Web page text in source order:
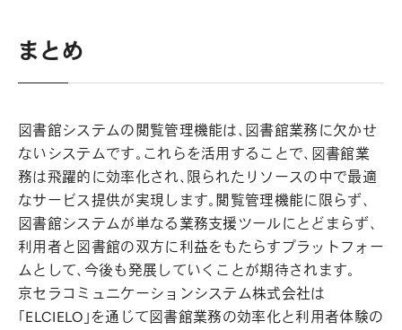
まとめ
図書館システムの閲覧管理機能は、図書館業務に欠かせ
ないシステムです。これらを活用することで、図書館業
務は飛躍的に効率化され、限られたリソースの中で最適
なサービス提供が実現します。閲覧管理機能に限らず、
図書館システムが単なる業務支援ツールにとどまらず、
利用者と図書館の双方に利益をもたらすプラットフォー
ムとして、今後も発展していくことが期待されます。
京セラコミュニケーションシステム株式会社は
「ELCIELO」を通じて図書館業務の効率化と利用者体験の